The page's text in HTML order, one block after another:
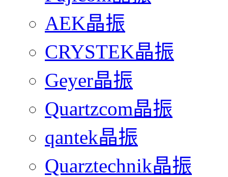
AEK晶振
CRYSTEK晶振
Geyer晶振
Quartzcom晶振
qantek晶振
Quarztechnik晶振